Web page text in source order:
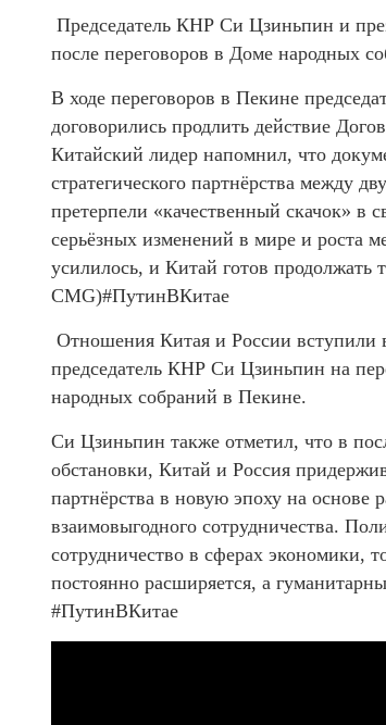
Председатель КНР Си Цзиньпин и
после переговоров в Доме народных
В ходе переговоров в Пекине
договорились продлить действие
Китайский лидер напомнил, что
стратегического партнёрства между
претерпели «качественный скачок» в
серьёзных изменений в мире и роста
усилилось, и Китай готов продолжать
CMG)#ПутинВКитае
Отношения Китая и России вступили
председатель КНР Си Цзиньпин на
народных собраний в Пекине.
Си Цзиньпин также отметил, что в
обстановки, Китай и Россия
партнёрства в новую эпоху на основе
взаимовыгодного сотрудничества.
сотрудничество в сферах экономики,
постоянно расширяется, а
#ПутинВКитае